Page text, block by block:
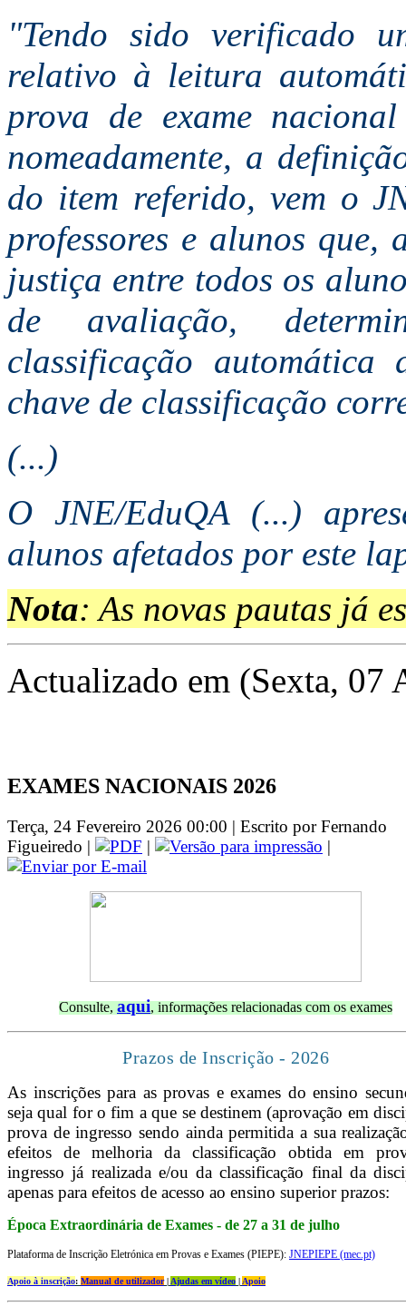
"Tendo sido verificado
relativo à leitura
prova de exame
nomeadamente, a
do item referido, vem o
professores e alunos
justiça entre todos os
de avaliação,
classificação
chave de classificação
(...)
O JNE/EduQA (...)
alunos afetados por este
Nota: As novas pautas já
Actualizado em (Sexta, 07
EXAMES NACIONAIS 2026
Terça, 24 Fevereiro 2026 00:00 | Escrito por Fernando
Figueiredo |
| |
Consulte, aqui, informações relacionadas com os exames
Prazos de Inscrição - 2026
As inscrições para as provas e exames do ensino
seja qual for o fim a que se destinem (aprovação em
prova de ingresso sendo ainda permitida a sua
efeitos de melhoria da classificação obtida em
ingresso já realizada e/ou da classificação final da
apenas para efeitos de acesso ao ensino superior prazos:
Época Extraordinária de Exames - de 27 a 31 de julho
Plataforma de Inscrição Eletrónica em Provas e Exames (PIEPE): JNEPIEPE (mec.pt)
Apoio à inscrição: Manual de utilizador| Ajudas em vídeo | Apoio